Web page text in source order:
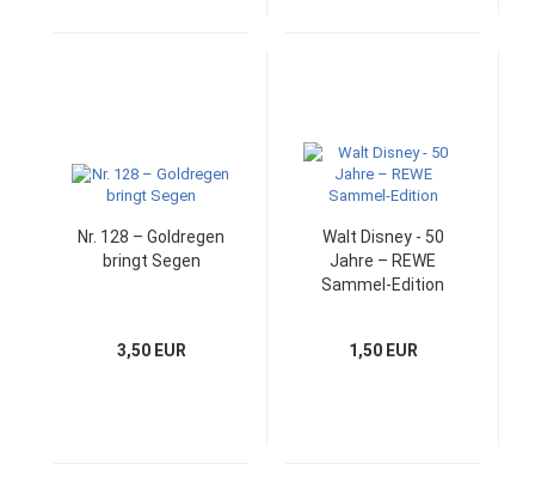
Nr. 128 – Goldregen
bringt Segen
3,50 EUR
Walt Disney - 50
Jahre – REWE
Sammel-Edition
1,50 EUR